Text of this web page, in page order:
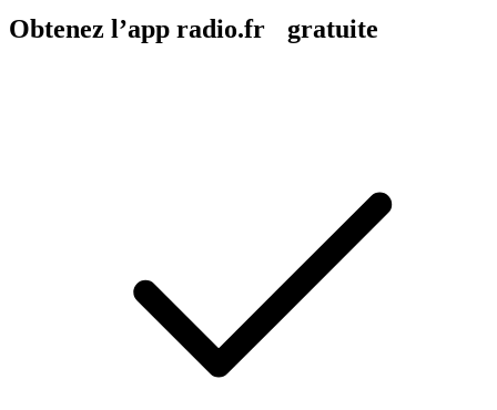
Obtenez l’app radio.fr gratuite